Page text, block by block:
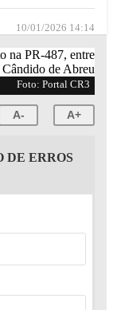
10/01/2026 14:14
Foto: Portal CR3
A- A+
DE ERROS